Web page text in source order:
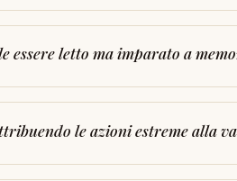
essere letto ma imparato a
le azioni estreme alla